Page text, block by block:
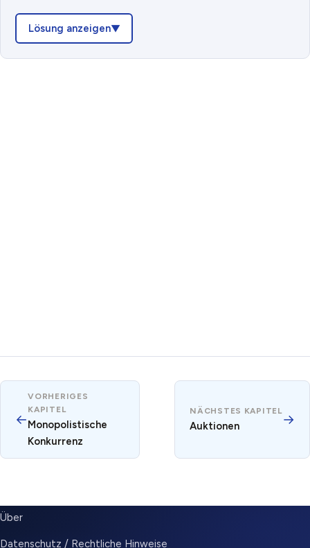
Lösung anzeigen
←
VORHERIGES
KAPITEL
Monopolistische
Konkurrenz
NÄCHSTES KAPITEL
Auktionen →
SUBMENU
Über
Datenschutz / Rechtliche Hinweise